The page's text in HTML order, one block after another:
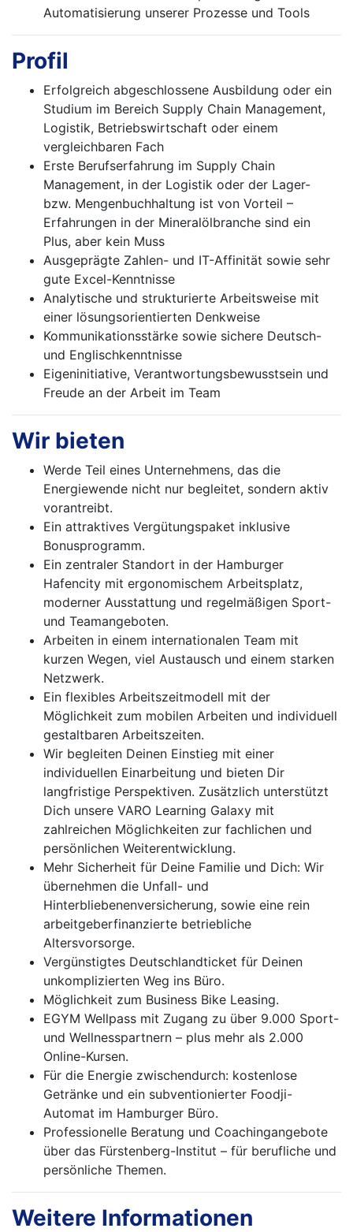
Automatisierung unserer Prozesse und Tools
Profil
Erfolgreich abgeschlossene Ausbildung oder ein
Studium im Bereich Supply Chain Management,
Logistik, Betriebswirtschaft oder einem
vergleichbaren Fach
Erste Berufserfahrung im Supply Chain
Management, in der Logistik oder der Lager-
bzw. Mengenbuchhaltung ist von Vorteil –
Erfahrungen in der Mineralölbranche sind ein
Plus, aber kein Muss
Ausgeprägte Zahlen- und IT-Affinität sowie sehr
gute Excel-Kenntnisse
Analytische und strukturierte Arbeitsweise mit
einer lösungsorientierten Denkweise
Kommunikationsstärke sowie sichere Deutsch-
und Englischkenntnisse
Eigeninitiative, Verantwortungsbewusstsein und
Freude an der Arbeit im Team
Wir bieten
Werde Teil eines Unternehmens, das die
Energiewende nicht nur begleitet, sondern aktiv
vorantreibt.
Ein attraktives Vergütungspaket inklusive
Bonusprogramm.
Ein zentraler Standort in der Hamburger
Hafencity mit ergonomischem Arbeitsplatz,
moderner Ausstattung und regelmäßigen Sport-
und Teamangeboten.
Arbeiten in einem internationalen Team mit
kurzen Wegen, viel Austausch und einem starken
Netzwerk.
Ein flexibles Arbeitszeitmodell mit der
Möglichkeit zum mobilen Arbeiten und individuell
gestaltbaren Arbeitszeiten.
Wir begleiten Deinen Einstieg mit einer
individuellen Einarbeitung und bieten Dir
langfristige Perspektiven. Zusätzlich unterstützt
Dich unsere VARO Learning Galaxy mit
zahlreichen Möglichkeiten zur fachlichen und
persönlichen Weiterentwicklung.
Mehr Sicherheit für Deine Familie und Dich: Wir
übernehmen die Unfall- und
Hinterbliebenenversicherung, sowie eine rein
arbeitgeberfinanzierte betriebliche
Altersvorsorge.
Vergünstigtes Deutschlandticket für Deinen
unkomplizierten Weg ins Büro.
Möglichkeit zum Business Bike Leasing.
EGYM Wellpass mit Zugang zu über 9.000 Sport-
und Wellnesspartnern – plus mehr als 2.000
Online-Kursen.
Für die Energie zwischendurch: kostenlose
Getränke und ein subventionierter Foodji-
Automat im Hamburger Büro.
Professionelle Beratung und Coachingangebote
über das Fürstenberg-Institut – für berufliche und
persönliche Themen.
Weitere Informationen